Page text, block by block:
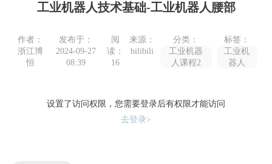
工业机器人技术基础-工业机器人腰部
作者：
浙江博
恒
发布于：
2024-09-27
08:39
阅
读：
16
来源：
bilibili
分类：
工业机器
人课程2
标签：
工业机
器人
设置了访问权限，您需要登录后有权限才能访问
去登录>